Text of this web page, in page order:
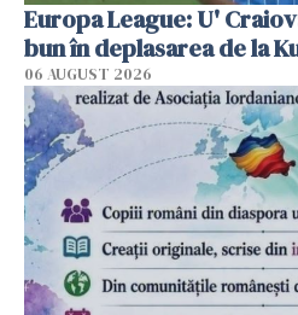
Europa League: U'
bun în deplasarea de la
06 AUGUST 2026